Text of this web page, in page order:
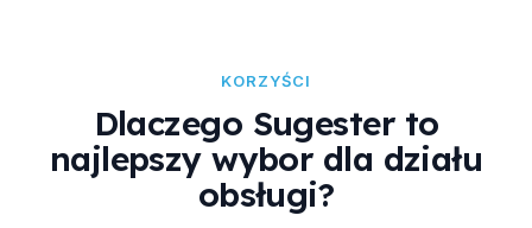
KORZYŚCI
Dlaczego Sugester to
najlepszy wybor dla działu
obsługi?